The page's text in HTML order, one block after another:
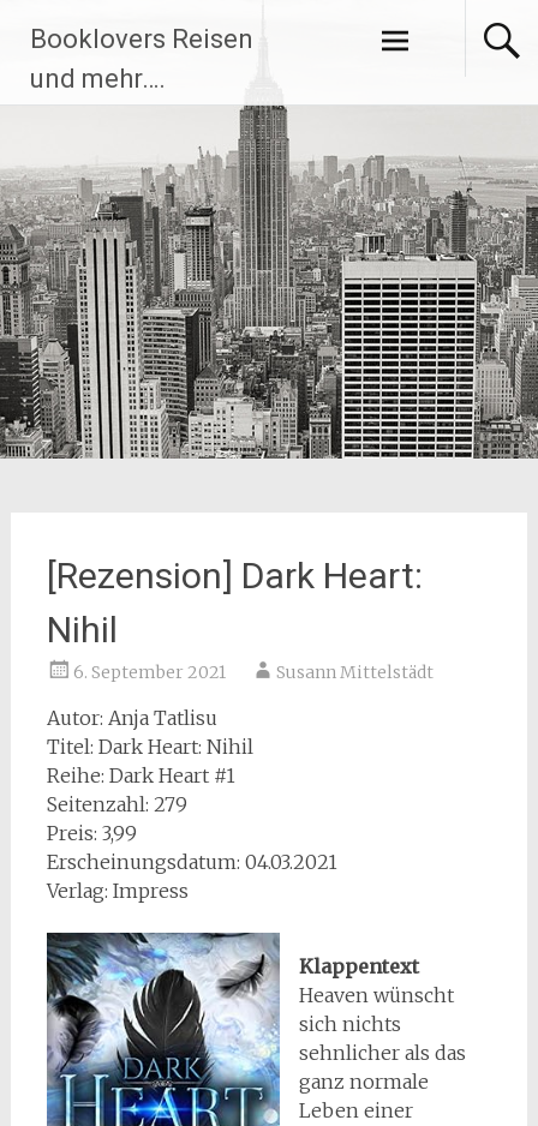
Inhalt
springen
Booklovers Reisen
und mehr….
[Rezension] Dark Heart:
Nihil
6. September 2021 Susann Mittelstädt
Autor: Anja Tatlisu
Titel: Dark Heart: Nihil
Reihe: Dark Heart #1
Seitenzahl: 279
Preis: 3,99
Erscheinungsdatum: 04.03.2021
Verlag: Impress
Klappentext
Heaven wünscht
sich nichts
sehnlicher als das
ganz normale
Leben einer